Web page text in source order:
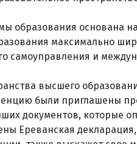
образования основана
максимально
самоуправления и
высшего
были приглашены
документов, которые
Ереванская